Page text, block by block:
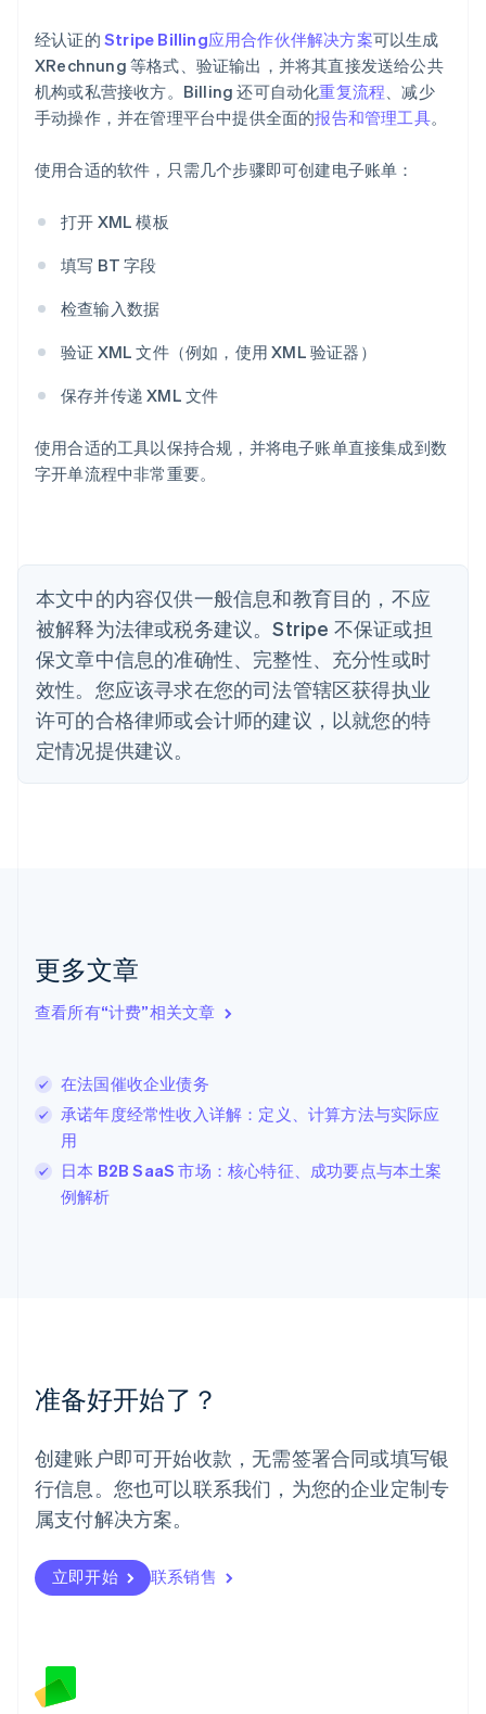
经认证的 Stripe Billing应用合作伙伴解决方案可以生成
XRechnung 等格式、验证输出，并将其直接发送给公共
机构或私营接收方。Billing 还可自动化重复流程、减少
手动操作，并在管理平台中提供全面的报告和管理工具。
使用合适的软件，只需几个步骤即可创建电子账单：
打开 XML 模板
填写 BT 字段
检查输入数据
验证 XML 文件（例如，使用 XML 验证器）
保存并传递 XML 文件
使用合适的工具以保持合规，并将电子账单直接集成到数
字开单流程中非常重要。
本文中的内容仅供一般信息和教育目的，不应
被解释为法律或税务建议。Stripe 不保证或担
保文章中信息的准确性、完整性、充分性或时
效性。您应该寻求在您的司法管辖区获得执业
许可的合格律师或会计师的建议，以就您的特
定情况提供建议。
更多文章
查看所有“计费”相关文章
在法国催收企业债务
承诺年度经常性收入详解：定义、计算方法与实际应
用
日本 B2B SaaS 市场：核心特征、成功要点与本土案
例解析
准备好开始了？
创建账户即可开始收款，无需签署合同或填写银
行信息。您也可以联系我们，为您的企业定制专
属支付解决方案。
立即开始 联系销售
阿联酋
爱尔兰
爱沙尼亚
奥地利
澳大利亚
巴西
PortuguêsEnglish
English
丹麦
English
德国
DeutschEnglish
法国
FrançaisEnglish
芬兰
EnglishSvenska
English Italiano
拉脱维亚
立陶宛
DeutschEnglish
卢森堡
Français Deutsch English
罗马尼亚
English
马尔他
English
葡萄牙
日本
日本語 English
瑞典
SvenskaEnglish
Deutsch FrançaisItaliano English
塞浦路斯
English